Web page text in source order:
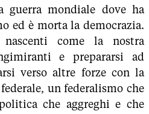
guerra mondiale dove ha
ed è morta la democrazia.
come la nostra
e prepararsi ad
verso altre forze con la
un federalismo che
che aggreghi e che